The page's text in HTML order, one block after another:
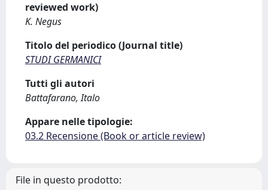
reviewed work)
K. Negus
Titolo del periodico (Journal title)
STUDI GERMANICI
Tutti gli autori
Battafarano, Italo
Appare nelle tipologie:
03.2 Recensione (Book or article review)
File in questo prodotto: